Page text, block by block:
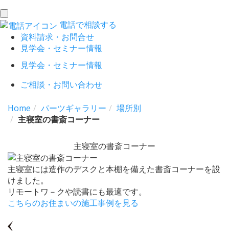
toggle
navigation
電話で相談する
資料請求・お問合せ
見学会・セミナー情報
見学会・セミナー情報
ご相談・お問い合わせ
Home パーツギャラリー
場所別
主寝室の書斎コーナー
主寝室の書斎コーナー
主寝室には造作のデスクと本棚を備えた書斎コーナーを設
けました。
リモートワ－クや読書にも最適です。
こちらのお住まいの施工事例を見る